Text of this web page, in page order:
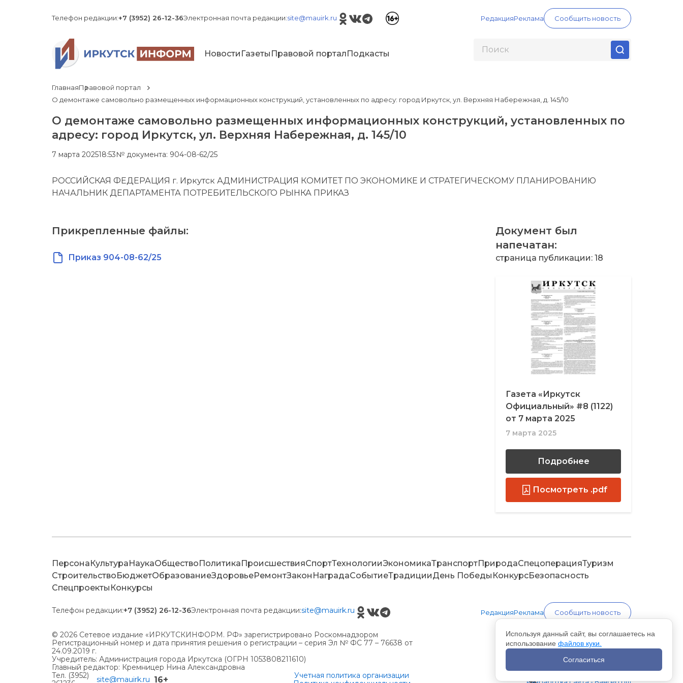
Телефон редакции:+7 (3952) 26-12-36Электронная почта редакции:site@mauirk.ru РедакцияРеклама Сообщить новость
Новости Газеты Правовой портал Подкасты
ГлавнаяПравовой портал
О демонтаже самовольно размещенных информационных конструкций, установленных по адресу: город Иркутск, ул. Верхняя Набережная, д. 145/10
О демонтаже самовольно размещенных информационных конструкций, установленных по
адресу: город Иркутск, ул. Верхняя Набережная, д. 145/10
7 марта 202518:53№ документа: 904-08-62/25
РОССИЙСКАЯ ФЕДЕРАЦИЯ г. Иркутск АДМИНИСТРАЦИЯ КОМИТЕТ ПО ЭКОНОМИКЕ И СТРАТЕГИЧЕСКОМУ ПЛАНИРОВАНИЮ
НАЧАЛЬНИК ДЕПАРТАМЕНТА ПОТРЕБИТЕЛЬСКОГО РЫНКА ПРИКАЗ
Прикрепленные файлы:
Приказ 904-08-62/25
Документ был
напечатан:
страница публикации: 18
Газета «Иркутск
Официальный» #8 (1122)
от 7 марта 2025
7 марта 2025
Подробнее
Посмотреть .pdf
Персона Культура НаукаОбщество Политика ПроисшествияСпортТехнологииЭкономикаТранспортПриродаСпецоперацияТуризм
Строительство БюджетОбразованиеЗдоровьеРемонтЗакон НаградаСобытиеТрадицииДень Победы КонкурсБезопасность
Спецпроекты Конкурсы
Телефон редакции:+7 (3952) 26-12-36Электронная почта редакции:site@mauirk.ru РедакцияРеклама Сообщить новость
© 2026 Сетевое издание «ИРКУТСКИНФОРМ. РФ» зарегистрировано Роскомнадзором
Регистрационный номер и дата принятия решения о регистрации – серия Эл № ФС 77 – 76638 от
24.09.2019 г.
Учредитель: Администрация города Иркутска (ОГРН 1053808211610)
Главный редактор: Кремницер Нина Александровна
Тел. (3952)
site@mauirk.ru 16+
Учетная политика организации
Используя данный сайт, вы соглашаетесь на
использование файлов куки.
Согласиться